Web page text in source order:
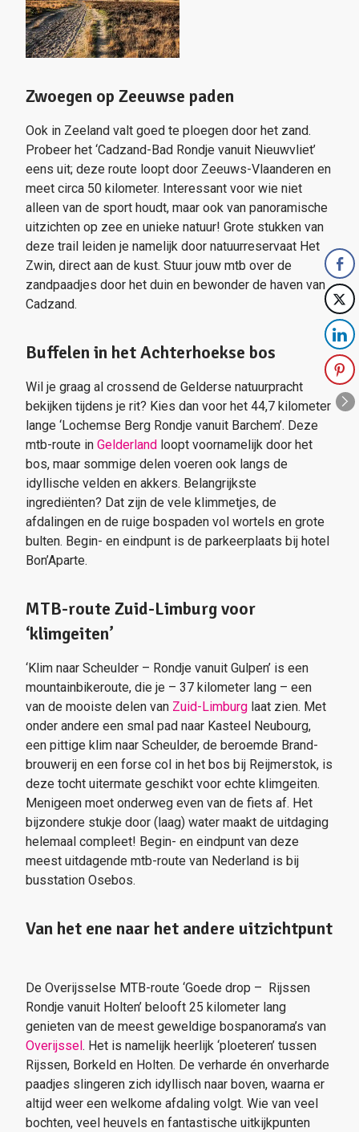
Zwoegen op Zeeuwse paden
Ook in Zeeland valt goed te ploegen door het zand.
Probeer het ‘Cadzand-Bad Rondje vanuit Nieuwvliet’
eens uit; deze route loopt door Zeeuws-Vlaanderen en
meet circa 50 kilometer. Interessant voor wie niet
alleen van de sport houdt, maar ook van panoramische
uitzichten op zee en unieke natuur! Grote stukken van
deze trail leiden je namelijk door natuurreservaat Het
Zwin, direct aan de kust. Stuur jouw mtb over de
zandpaadjes door het duin en bewonder de haven van
Cadzand.
Buffelen in het Achterhoekse bos
Wil je graag al crossend de Gelderse natuurpracht
bekijken tijdens je rit? Kies dan voor het 44,7 kilometer
lange ‘Lochemse Berg Rondje vanuit Barchem’. Deze
mtb-route in Gelderland loopt voornamelijk door het
bos, maar sommige delen voeren ook langs de
idyllische velden en akkers. Belangrijkste
ingrediënten? Dat zijn de vele klimmetjes, de
afdalingen en de ruige bospaden vol wortels en grote
bulten. Begin- en eindpunt is de parkeerplaats bij hotel
Bon’Aparte.
MTB-route Zuid-Limburg voor
‘klimgeiten’
‘Klim naar Scheulder – Rondje vanuit Gulpen’ is een
mountainbikeroute, die je – 37 kilometer lang – een
van de mooiste delen van Zuid-Limburg laat zien. Met
onder andere een smal pad naar Kasteel Neubourg,
een pittige klim naar Scheulder, de beroemde Brand-
brouwerij en een forse col in het bos bij Reijmerstok, is
deze tocht uitermate geschikt voor echte klimgeiten.
Menigeen moet onderweg even van de fiets af. Het
bijzondere stukje door (laag) water maakt de uitdaging
helemaal compleet! Begin- en eindpunt van deze
meest uitdagende mtb-route van Nederland is bij
busstation Osebos.
Van het ene naar het andere uitzichtpunt
De Overijsselse MTB-route ‘Goede drop – Rijssen
Rondje vanuit Holten’ belooft 25 kilometer lang
genieten van de meest geweldige bospanorama’s van
Overijssel. Het is namelijk heerlijk ‘ploeteren’ tussen
Rijssen, Borkeld en Holten. De verharde én onverharde
paadjes slingeren zich idyllisch naar boven, waarna er
altijd weer een welkome afdaling volgt. Wie van veel
bochten, veel heuvels en fantastische uitkijkpunten